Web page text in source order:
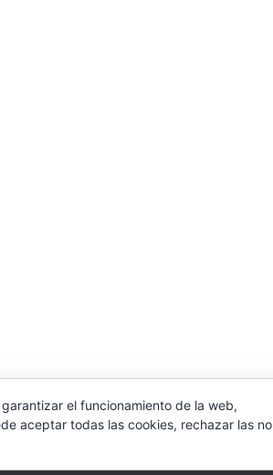
el funcionamiento de la web,
aceptar todas las cookies, rechazar las no